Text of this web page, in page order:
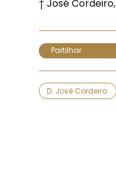
† José Cordeiro,
Partilhar
D. José Cordeiro